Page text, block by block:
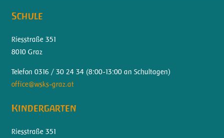
Schule
Riesstraße 351
8010 Graz
Telefon 0316 / 30 24 34 (8:00-13:00 an Schultagen)
office@wsks-graz.at
Kindergarten
Riesstraße 351